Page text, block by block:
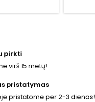
pirkti
virš 15 metų!
pristatymas
pristatome per 2-3 dienas!